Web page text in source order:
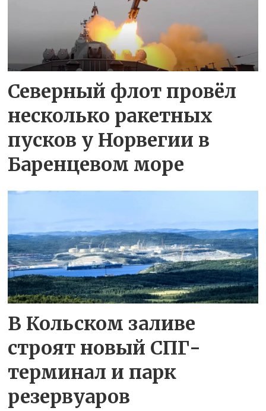
Северный флот провёл
несколько ракетных
пусков у Норвегии в
Баренцевом море
В Кольском заливе
строят новый СПГ-
терминал и парк
резервуаров